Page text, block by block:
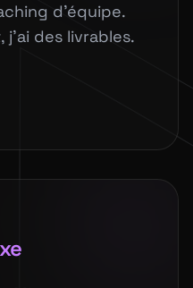
d'équipe.
j'ai des livrables.